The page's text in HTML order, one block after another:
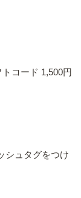
コード 1,500円
シュタグをつけ